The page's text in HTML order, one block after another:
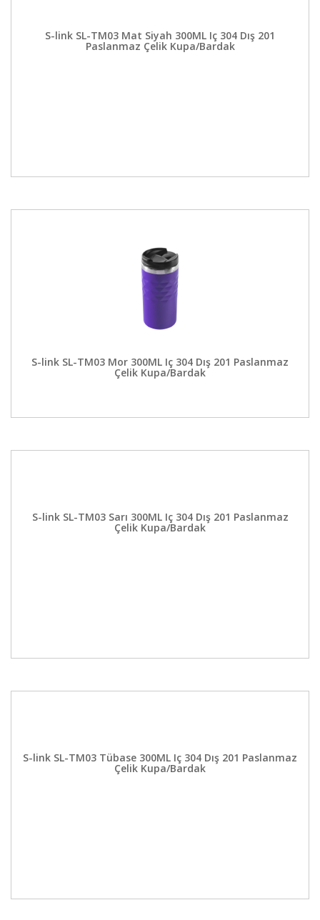
S-link SL-TM03 Mat Siyah 300ML Iç 304 Dış 201
Paslanmaz Çelik Kupa/Bardak
S-link SL-TM03 Mor 300ML Iç 304 Dış 201 Paslanmaz
Çelik Kupa/Bardak
S-link SL-TM03 Sarı 300ML Iç 304 Dış 201 Paslanmaz
Çelik Kupa/Bardak
S-link SL-TM03 Tübase 300ML Iç 304 Dış 201 Paslanmaz
Çelik Kupa/Bardak